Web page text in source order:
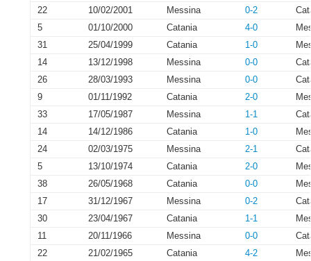
22
10/02/2001 Messina 0-2
5
01/10/2000 Catania 4-0
31
25/04/1999 Catania 1-0
14
13/12/1998 Messina 0-0
26
28/03/1993 Messina 0-0
9
01/11/1992 Catania 2-0
33
17/05/1987 Messina 1-1
14
14/12/1986 Catania 1-0
24
02/03/1975 Messina 2-1
5
13/10/1974 Catania 2-0
38
26/05/1968 Catania 0-0
17
31/12/1967 Messina 0-2
30
23/04/1967 Catania 1-1
11
20/11/1966 Messina 0-0
22
21/02/1965 Catania 4-2